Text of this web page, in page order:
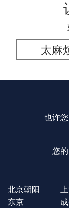
太麻
也许
您
北京朝阳
东京